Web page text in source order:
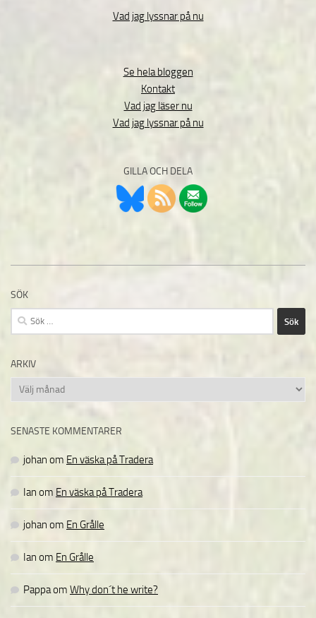
Vad jag lyssnar på nu
Se hela bloggen
Kontakt
Vad jag läser nu
Vad jag lyssnar på nu
GILLA OCH DELA
SÖK
Sök
efter:
ARKIV
Arkiv
SENASTE KOMMENTARER
johan om En väska på Tradera
Ian om En väska på Tradera
johan om En Grålle
Ian om En Grålle
Pappaom Why don´t he write?